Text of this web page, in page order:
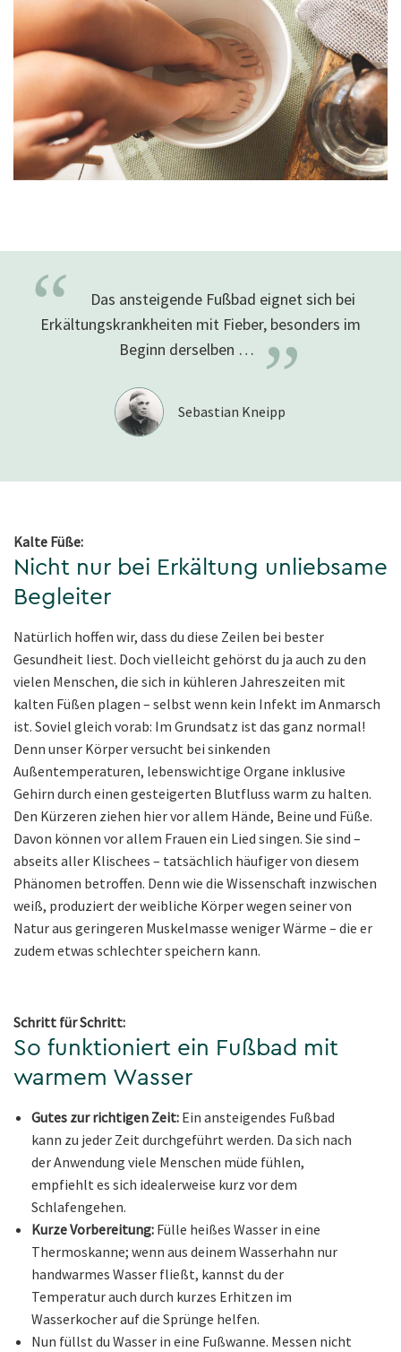
“
Das ansteigende Fußbad eignet sich bei
Erkältungskrankheiten mit Fieber, besonders im
Beginn derselben … ”
Sebastian Kneipp
Kalte Füße:
Nicht nur bei Erkältung unliebsame
Begleiter
Natürlich hoffen wir, dass du diese Zeilen bei bester
Gesundheit liest. Doch vielleicht gehörst du ja auch zu den
vielen Menschen, die sich in kühleren Jahreszeiten mit
kalten Füßen plagen – selbst wenn kein Infekt im Anmarsch
ist. Soviel gleich vorab: Im Grundsatz ist das ganz normal!
Denn unser Körper versucht bei sinkenden
Außentemperaturen, lebenswichtige Organe inklusive
Gehirn durch einen gesteigerten Blutfluss warm zu halten.
Den Kürzeren ziehen hier vor allem Hände, Beine und Füße.
Davon können vor allem Frauen ein Lied singen. Sie sind –
abseits aller Klischees – tatsächlich häufiger von diesem
Phänomen betroffen. Denn wie die Wissenschaft inzwischen
weiß, produziert der weibliche Körper wegen seiner von
Natur aus geringeren Muskelmasse weniger Wärme – die er
zudem etwas schlechter speichern kann.
Schritt für Schritt:
So funktioniert ein Fußbad mit
warmem Wasser
Gutes zur richtigen Zeit: Ein ansteigendes Fußbad
kann zu jeder Zeit durchgeführt werden. Da sich nach
der Anwendung viele Menschen müde fühlen,
empfiehlt es sich idealerweise kurz vor dem
Schlafengehen.
Kurze Vorbereitung: Fülle heißes Wasser in eine
Thermoskanne; wenn aus deinem Wasserhahn nur
handwarmes Wasser fließt, kannst du der
Temperatur auch durch kurzes Erhitzen im
Wasserkocher auf die Sprünge helfen.
Nun füllst du Wasser in eine Fußwanne. Messen nicht